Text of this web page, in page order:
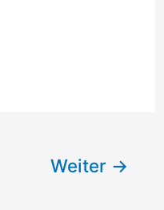
Weiter →